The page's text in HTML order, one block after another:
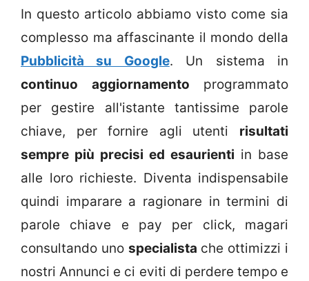
In questo articolo abbiamo visto come sia
complesso ma affascinante il mondo della
Pubblicità su Google. Un sistema in
continuo aggiornamento programmato
per gestire all'istante tantissime parole
chiave, per fornire agli utenti risultati
sempre più precisi ed esaurienti in base
alle loro richieste. Diventa indispensabile
quindi imparare a ragionare in termini di
parole chiave e pay per click, magari
consultando uno specialista che ottimizzi i
nostri Annunci e ci eviti di perdere tempo e